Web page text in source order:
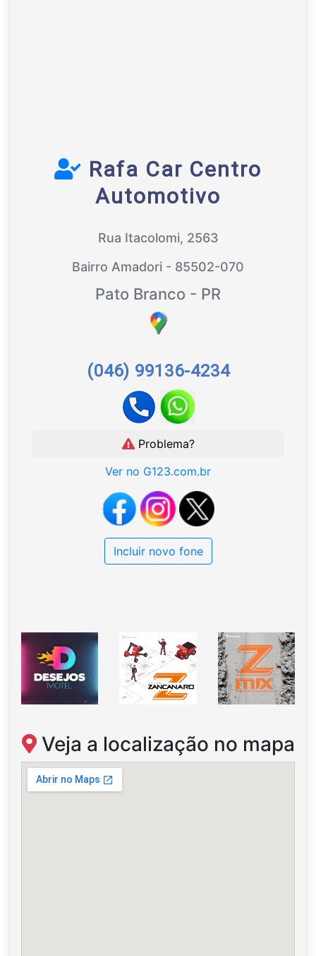
Rafa Car Centro
Automotivo
Rua Itacolomi, 2563
Bairro Amadori - 85502-070
Pato Branco - PR
(046) 99136-4234
Problema?
Ver no G123.com.br
Incluir novo fone
Veja a localização no mapa